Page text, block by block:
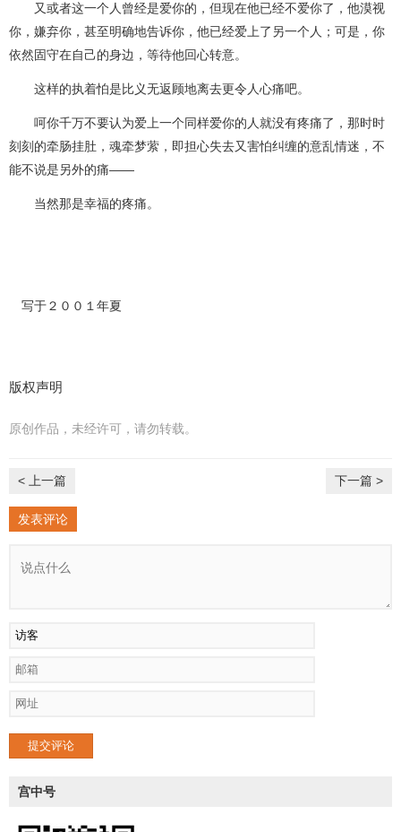
又或者这一个人曾经是爱你的，但现在他已经不爱你了，他漠视
你，嫌弃你，甚至明确地告诉你，他已经爱上了另一个人；可是，你
依然固守在自己的身边，等待他回心转意。
这样的执着怕是比义无返顾地离去更令人心痛吧。
呵你千万不要认为爱上一个同样爱你的人就没有疼痛了，那时时
刻刻的牵肠挂肚，魂牵梦萦，即担心失去又害怕纠缠的意乱情迷，不
能不说是另外的痛——
当然那是幸福的疼痛。
写于２００１年夏
版权声明
原创作品，未经许可，请勿转载。
< 上一篇 下一篇 >
发表评论
提交评论
宫中号